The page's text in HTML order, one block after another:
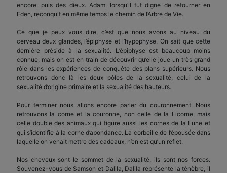
encore, puis des dieux. Adam, lorsqu’il fut digne de retourner en
Eden, reconquit en même temps le chemin de l’Arbre de Vie.
Ce que je peux vous dire, c’est que nous avons au niveau du
cerveau deux glandes, l’épiphyse et l’hypophyse. On sait que cette
dernière préside à la sexualité. L’épiphyse est beaucoup moins
connue, mais on est en train de découvrir qu’elle joue un très grand
rôle dans les expériences de conquête des plans supérieurs. Nous
retrouvons donc là les deux pôles de la sexualité, celui de la
sexualité d’origine primaire et la sexualité des hauteurs.
Pour terminer nous allons encore parler du couronnement. Nous
retrouvons la corne et la couronne, non celle de la Licorne, mais
celle double des animaux qui figure aussi les cornes de la Lune et
qui s’identifie à la corne d’abondance. La corbeille de l’épousée dans
laquelle on venait mettre des cadeaux, n’en est qu’un reflet.
Nos cheveux sont le sommet de la sexualité, ils sont nos forces.
Souvenez-vous de Samson et Dalila, Dalila représente la ténèbre, il